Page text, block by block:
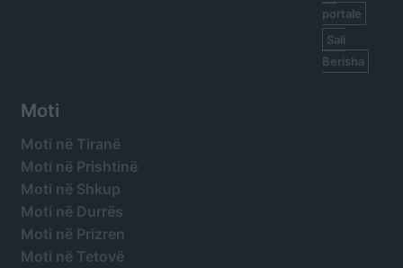
portale
Sali
Berisha
Moti
Moti në Tiranë
Moti në Prishtinë
Moti në Shkup
Moti në Durrës
Moti në Prizren
Moti në Tetovë